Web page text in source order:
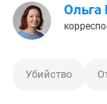
Ольга
Убийство